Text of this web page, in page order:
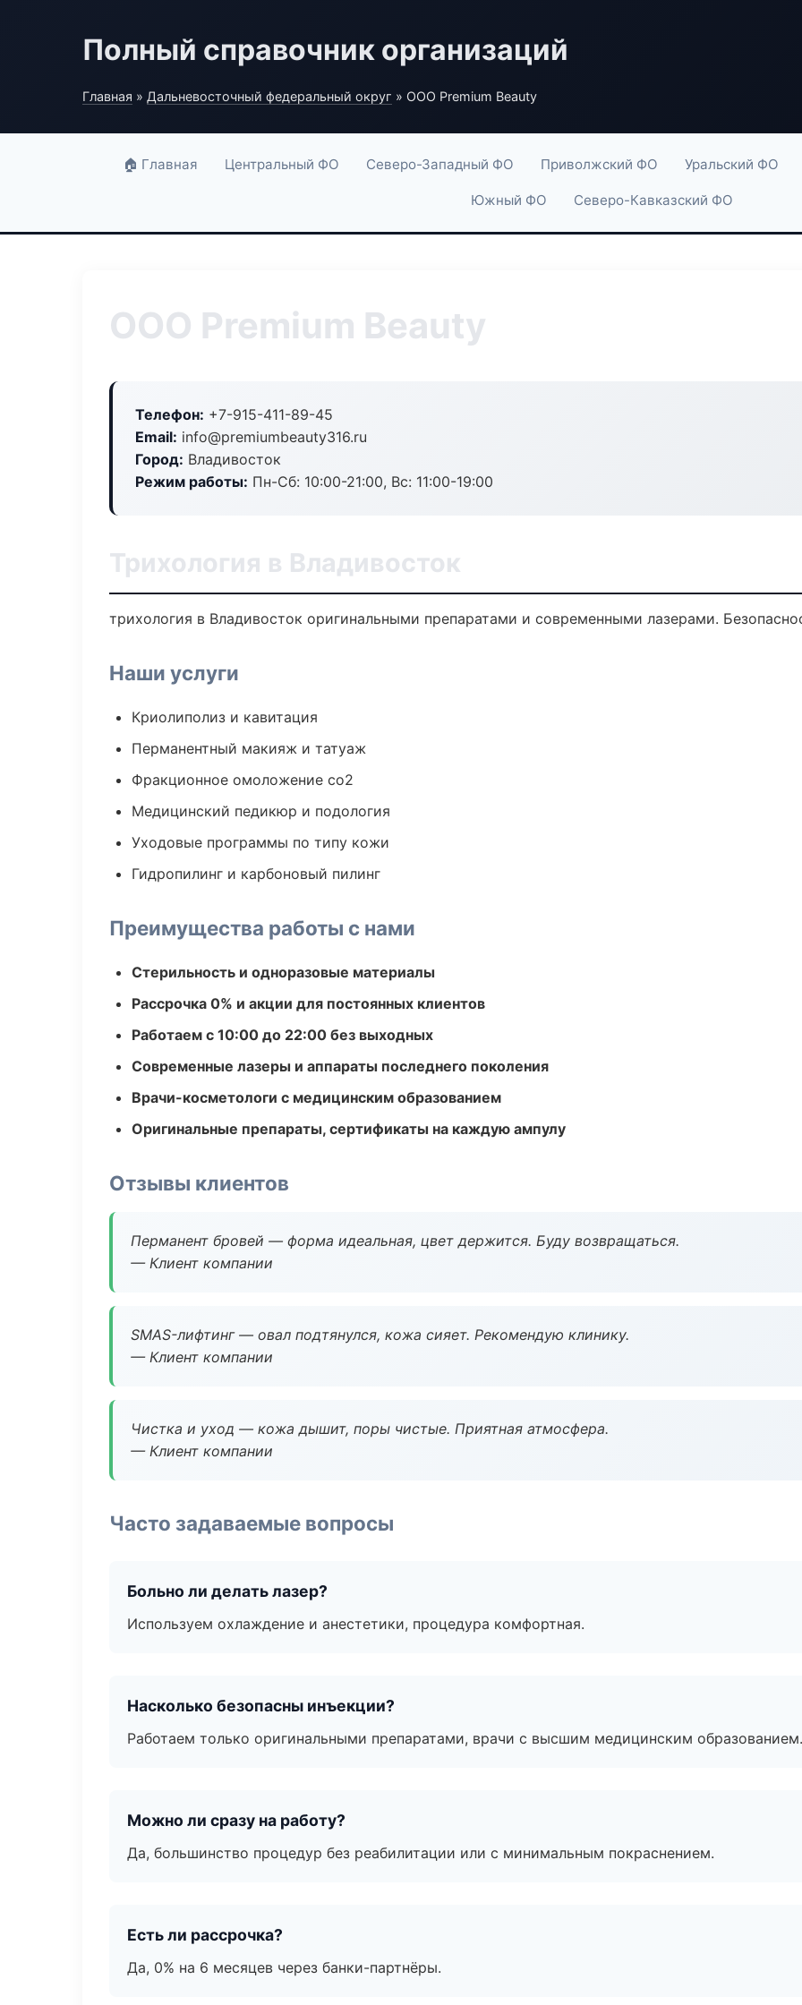
Полный справочник организаций
Главная » Дальневосточный федеральный округ » ООО Premium Beauty
🏠 Главная Центральный ФО Северо-Западный ФО Приволжский ФО Уральский ФО
Южный ФО Северо-Кавказский ФО
ООО Premium Beauty
Телефон: +7-915-411-89-45
Email: info@premiumbeauty316.ru
Город: Владивосток
Режим работы: Пн-Сб: 10:00-21:00, Вс: 11:00-19:00
Трихология в Владивосток
трихология в Владивосток оригинальными препаратами и современными лазерами.
Наши услуги
Криолиполиз и кавитация
Перманентный макияж и татуаж
Фракционное омоложение co2
Медицинский педикюр и подология
Уходовые программы по типу кожи
Гидропилинг и карбоновый пилинг
Преимущества работы с нами
Стерильность и одноразовые материалы
Рассрочка 0% и акции для постоянных клиентов
Работаем с 10:00 до 22:00 без выходных
Современные лазеры и аппараты последнего поколения
Врачи-косметологи с медицинским образованием
Оригинальные препараты, сертификаты на каждую ампулу
Отзывы клиентов
Перманент бровей — форма идеальная, цвет держится. Буду возвращаться.
— Клиент компании
SMAS-лифтинг — овал подтянулся, кожа сияет. Рекомендую клинику.
— Клиент компании
Чистка и уход — кожа дышит, поры чистые. Приятная атмосфера.
— Клиент компании
Часто задаваемые вопросы
Больно ли делать лазер?
Используем охлаждение и анестетики, процедура комфортная.
Насколько безопасны инъекции?
Работаем только оригинальными препаратами, врачи с высшим медицинским образованием.
Можно ли сразу на работу?
Да, большинство процедур без реабилитации или с минимальным покраснением.
Есть ли рассрочка?
Да, 0% на 6 месяцев через банки-партнёры.